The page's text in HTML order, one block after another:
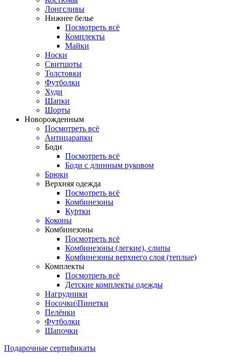
Лонгсливы
Нижнее белье
Посмотреть всё
Комплекты
Майки
Носки
Свитшоты
Толстовки
Футболки
Худи
Шапки
Шорты
Новорожденным
Посмотреть всё
Антицарапки
Боди
Посмотреть всё
Боди с длинным руковом
Брюки
Верхняя одежда
Посмотреть всё
Комбинезоны
Куртки
Коконы
Комбинезоны
Посмотреть всё
Комбинезоны (легкие), слипы
Комбинезоны верхнего слоя (теплые)
Комплекты
Посмотреть всё
Детские комплекты одежды
Нагрудники
Носочки\Пинетки
Пелёнки
Футболки
Шапочки
Подарочные сертификаты